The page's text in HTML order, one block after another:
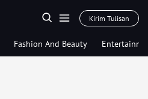
Kirim Tulisan
Fashion And Beauty